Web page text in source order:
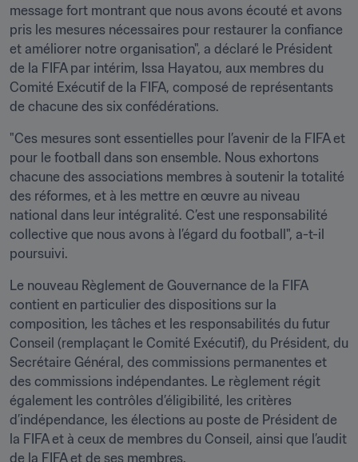
message fort montrant que nous avons écouté et avons
pris les mesures nécessaires pour restaurer la confiance
et améliorer notre organisation", a déclaré le Président
de la FIFA par intérim, Issa Hayatou, aux membres du
Comité Exécutif de la FIFA, composé de représentants
de chacune des six confédérations.
"Ces mesures sont essentielles pour l’avenir de la FIFA et
pour le football dans son ensemble. Nous exhortons
chacune des associations membres à soutenir la totalité
des réformes, et à les mettre en œuvre au niveau
national dans leur intégralité. C’est une responsabilité
collective que nous avons à l’égard du football", a-t-il
poursuivi.
Le nouveau Règlement de Gouvernance de la FIFA
contient en particulier des dispositions sur la
composition, les tâches et les responsabilités du futur
Conseil (remplaçant le Comité Exécutif), du Président, du
Secrétaire Général, des commissions permanentes et
des commissions indépendantes. Le règlement régit
également les contrôles d’éligibilité, les critères
d’indépendance, les élections au poste de Président de
la FIFA et à ceux de membres du Conseil, ainsi que l’audit
de la FIFA et de ses membres.